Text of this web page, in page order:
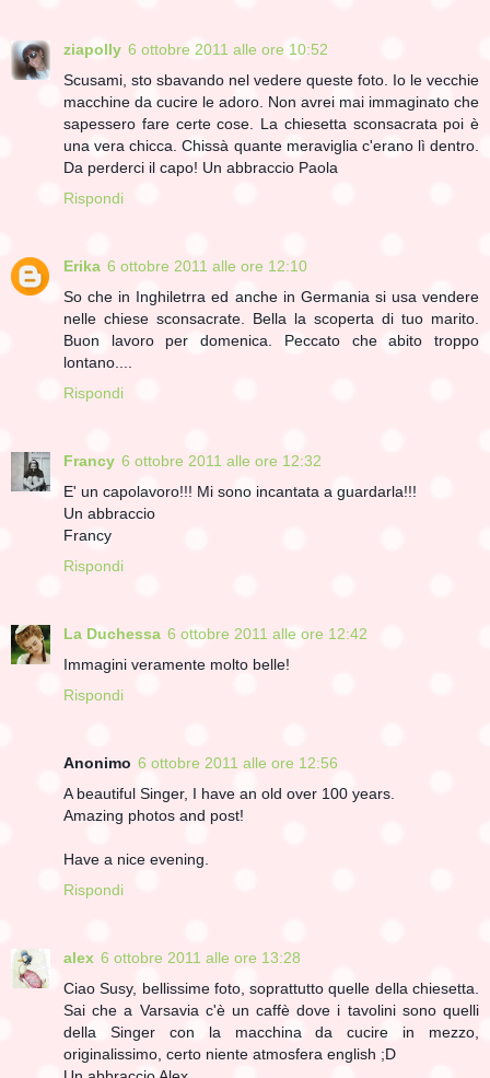
ziapolly 6 ottobre 2011 alle ore 10:52
Scusami, sto sbavando nel vedere queste foto. Io le vecchie
macchine da cucire le adoro. Non avrei mai immaginato che
sapessero fare certe cose. La chiesetta sconsacrata poi è
una vera chicca. Chissà quante meraviglia c'erano lì dentro.
Da perderci il capo! Un abbraccio Paola
Rispondi
Erika 6 ottobre 2011 alle ore 12:10
So che in Inghiletrra ed anche in Germania si usa vendere
nelle chiese sconsacrate. Bella la scoperta di tuo marito.
Buon lavoro per domenica. Peccato che abito troppo
lontano....
Rispondi
Francy 6 ottobre 2011 alle ore 12:32
E' un capolavoro!!! Mi sono incantata a guardarla!!!
Un abbraccio
Francy
Rispondi
La Duchessa 6 ottobre 2011 alle ore 12:42
Immagini veramente molto belle!
Rispondi
Anonimo 6 ottobre 2011 alle ore 12:56
A beautiful Singer, I have an old over 100 years.
Amazing photos and post!
Have a nice evening.
Rispondi
alex 6 ottobre 2011 alle ore 13:28
Ciao Susy, bellissime foto, soprattutto quelle della chiesetta.
Sai che a Varsavia c'è un caffè dove i tavolini sono quelli
della Singer con la macchina da cucire in mezzo,
originalissimo, certo niente atmosfera english ;D